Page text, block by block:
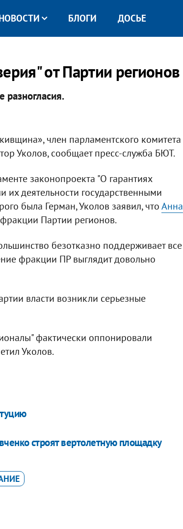
БЛОГИ ДОСЬЕ
от Партии регионов
разногласия.
член парламентского комитета
Уколов, сообщает пресс-служба БЮТ.
законопроекта "О гарантиях
их деятельности государственными
была Герман, Уколов заявил, чтоАнна
Партии регионов.
безотказно поддерживает все
фракции ПР выглядит довольно
власти возникли серьезные
фактически оппонировали
Уколов.
строят вертолетную площадку